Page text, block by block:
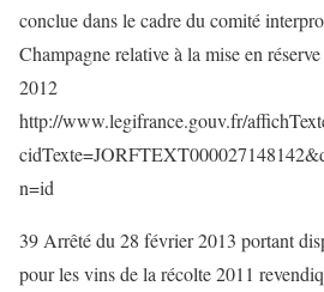
conclue dans le cadre du comité
Champagne relative à la mise en
2012
http://www.legifrance.gouv.fr/
n=id
39 Arrêté du 28 février 2013 portant
pour les vins de la récolte 2011